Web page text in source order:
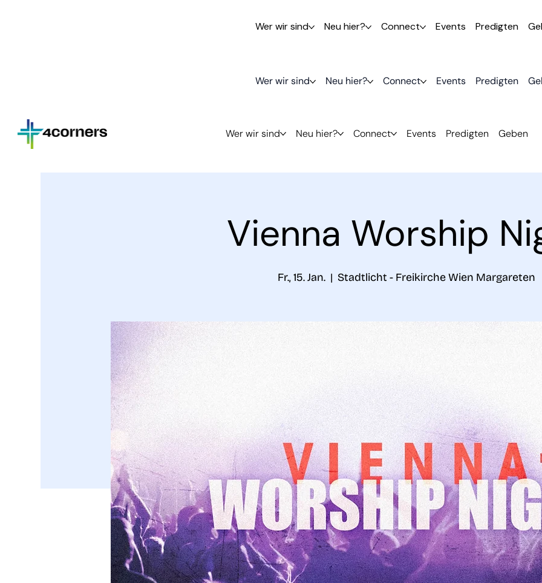
Wer wir sind Neu hier? Connect Events Predigten Geben
Wer wir sind Neu hier? Connect Events Predigten
Wer wir sind Neu hier? Connect Events Predigten
Vienna Worship
Fr., 15. Jan.
  |
Stadtlicht - Freikirche Wien Margareten